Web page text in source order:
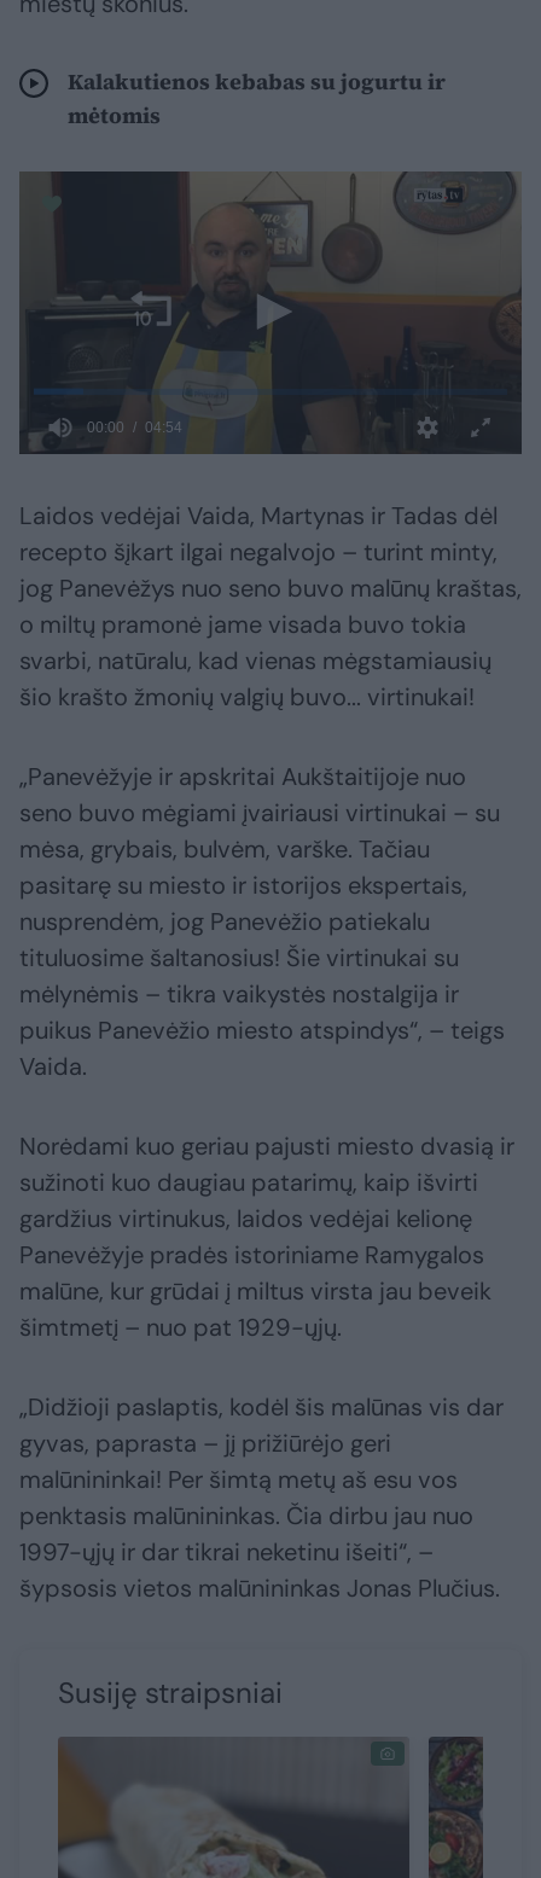
Kalakutienos kebabas su jogurtu ir
mėtomis
Laidos vedėjai Vaida, Martynas ir Tadas dėl
recepto šįkart ilgai negalvojo – turint minty,
jog Panevėžys nuo seno buvo malūnų kraštas,
o miltų pramonė jame visada buvo tokia
svarbi, natūralu, kad vienas mėgstamiausių
šio krašto žmonių valgių buvo... virtinukai!
„Panevėžyje ir apskritai Aukštaitijoje nuo
seno buvo mėgiami įvairiausi virtinukai – su
mėsa, grybais, bulvėm, varške. Tačiau
pasitarę su miesto ir istorijos ekspertais,
nusprendėm, jog Panevėžio patiekalu
tituluosime šaltanosius! Šie virtinukai su
mėlynėmis – tikra vaikystės nostalgija ir
puikus Panevėžio miesto atspindys“, – teigs
Vaida.
Norėdami kuo geriau pajusti miesto dvasią ir
sužinoti kuo daugiau patarimų, kaip išvirti
gardžius virtinukus, laidos vedėjai kelionę
Panevėžyje pradės istoriniame Ramygalos
malūne, kur grūdai į miltus virsta jau beveik
šimtmetį – nuo pat 1929-ųjų.
„Didžioji paslaptis, kodėl šis malūnas vis dar
gyvas, paprasta – jį prižiūrėjo geri
malūnininkai! Per šimtą metų aš esu vos
penktasis malūnininkas. Čia dirbu jau nuo
1997-ųjų ir dar tikrai neketinu išeiti“, –
šypsosis vietos malūnininkas Jonas Plučius.
Susiję straipsniai